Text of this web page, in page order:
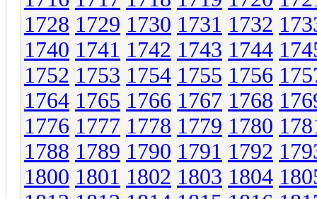
1728 1729 1730 1731 1732
1740 1741 1742 1743 1744
1752 1753 1754 1755 1756
1764 1765 1766 1767 1768
1776 1777 1778 1779 1780
1788 1789 1790 1791 1792
1800 1801 1802 1803 1804